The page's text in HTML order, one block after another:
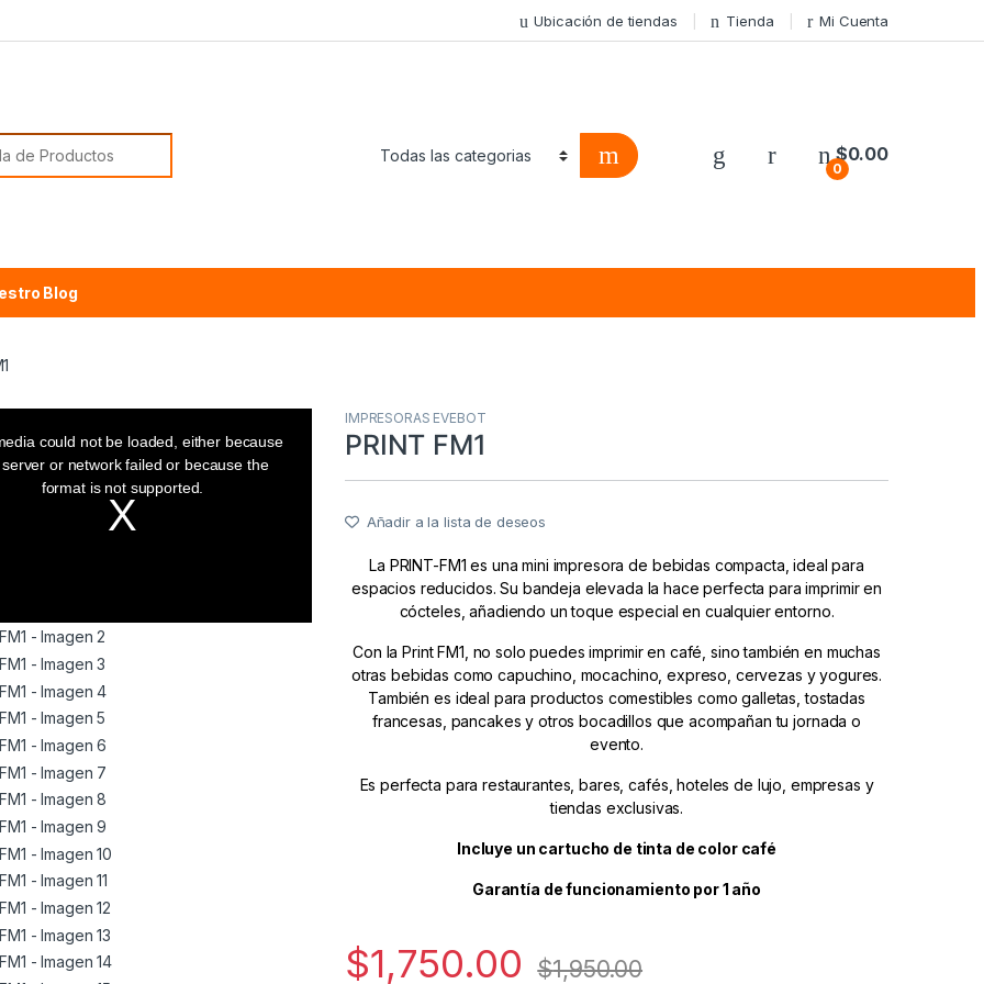
Ubicación de tiendas Tienda Mi Cuenta
0
$0.00
Blog
could not be loaded, either because
or network failed or because the
format is not supported.
IMPRESORAS EVEBOT
PRINT FM1
Añadir a la lista de deseos
La PRINT-FM1 es una mini impresora de bebidas compacta, ideal para
espacios reducidos. Su bandeja elevada la hace perfecta para imprimir en
cócteles, añadiendo un toque especial en cualquier entorno.
Con la Print FM1, no solo puedes imprimir en café, sino también en muchas
otras bebidas como capuchino, mocachino, expreso, cervezas y yogures.
También es ideal para productos comestibles como galletas, tostadas
francesas, pancakes y otros bocadillos que acompañan tu jornada o
evento.
Es perfecta para restaurantes, bares, cafés, hoteles de lujo, empresas y
tiendas exclusivas.
Incluye un cartucho de tinta de color café
Garantía de funcionamiento por 1 año
$1,750.00 $1,950.00